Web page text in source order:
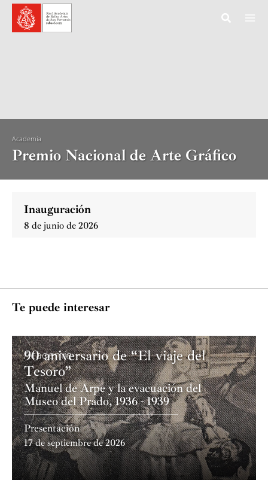
Academia
Premio Nacional de Arte Gráfico
Inauguración
8 de junio de 2026
Te puede interesar
Academia
90 aniversario de “El viaje del
Tesoro”
Manuel de Arpe y la evacuación del
Museo del Prado, 1936 - 1939
Presentación
17 de septiembre de 2026